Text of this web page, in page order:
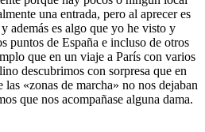
una entrada, pero al aprecer es
además es algo que yo he visto y
puntos de España e incluso de otros
que en un viaje a París con varios
descubrimos con sorpresa que en
las «zonas de marcha» no nos dejaban
que nos acompañase alguna dama.